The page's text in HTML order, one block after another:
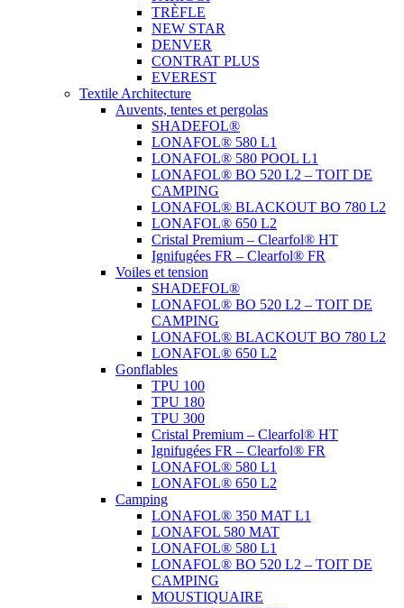
TRÈFLE
NEW STAR
DENVER
CONTRAT PLUS
EVEREST
Textile Architecture
Auvents, tentes et pergolas
SHADEFOL®
LONAFOL® 580 L1
LONAFOL® 580 POOL L1
LONAFOL® BO 520 L2 – TOIT DE
CAMPING
LONAFOL® BLACKOUT BO 780 L2
LONAFOL® 650 L2
Cristal Premium – Clearfol® HT
Ignifugées FR – Clearfol® FR
Voiles et tension
SHADEFOL®
LONAFOL® BO 520 L2 – TOIT DE
CAMPING
LONAFOL® BLACKOUT BO 780 L2
LONAFOL® 650 L2
Gonflables
TPU 100
TPU 180
TPU 300
Cristal Premium – Clearfol® HT
Ignifugées FR – Clearfol® FR
LONAFOL® 580 L1
LONAFOL® 650 L2
Camping
LONAFOL® 350 MAT L1
LONAFOL 580 MAT
LONAFOL® 580 L1
LONAFOL® BO 520 L2 – TOIT DE
CAMPING
MOUSTIQUAIRE